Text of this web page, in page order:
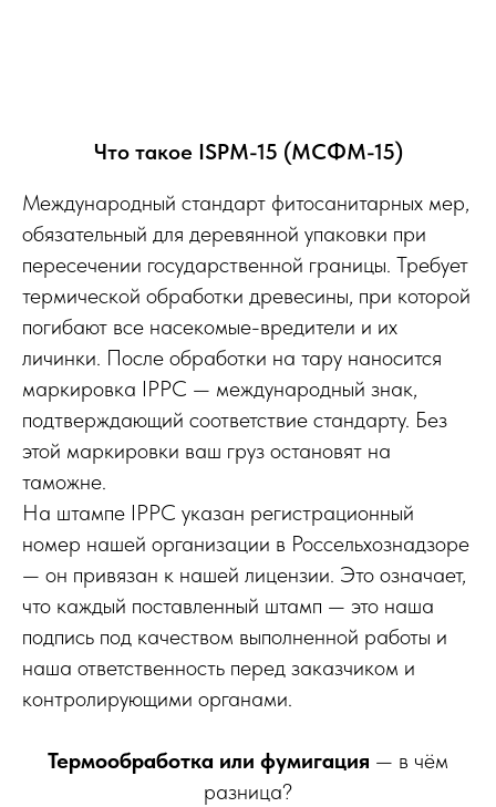
Что такое ISPM-15 (МСФМ-15)
Международный стандарт фитосанитарных мер,
обязательный для деревянной упаковки при
пересечении государственной границы. Требует
термической обработки древесины, при которой
погибают все насекомые-вредители и их
личинки. После обработки на тару наносится
маркировка IPPC — международный знак,
подтверждающий соответствие стандарту. Без
этой маркировки ваш груз остановят на
таможне.
На штампе IPPC указан регистрационный
номер нашей организации в Россельхознадзоре
— он привязан к нашей лицензии. Это означает,
что каждый поставленный штамп — это наша
подпись под качеством выполненной работы и
наша ответственность перед заказчиком и
контролирующими органами.
Термообработка или фумигация — в чём
разница?